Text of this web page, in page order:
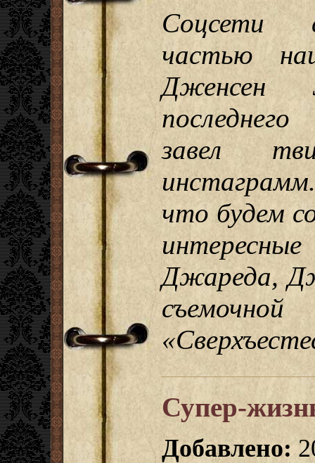
Соцсети
частью
Дженсен
завел
что будем
Джареда,
Супер-
Добавлено: